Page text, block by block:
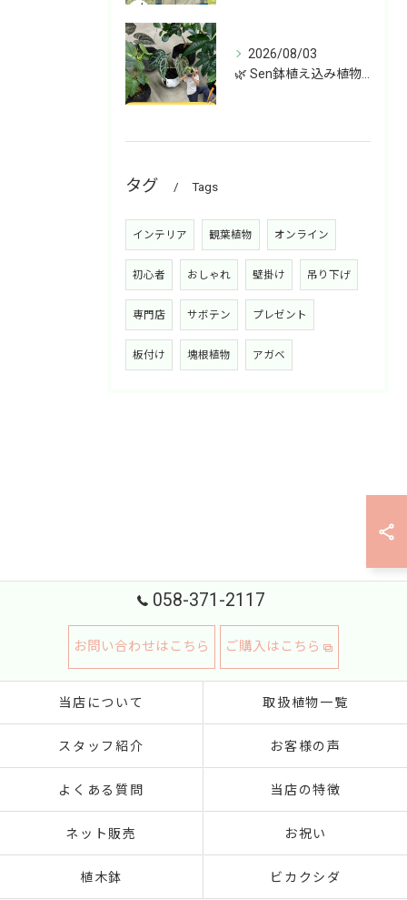
2026/08/03
タグ Tags
インテリア 観葉植物 オンライン
初心者 おしゃれ 壁掛け 吊り下げ
専門店 サボテン プレゼント
板付け 塊根植物 アガベ
058-371-2117
お問い合わせはこちら ご購入はこちら
当店について 取扱植物一覧
スタッフ紹介 お客様の声
よくある質問 当店の特徴
ネット販売 お祝い
植木鉢 ビカクシダ